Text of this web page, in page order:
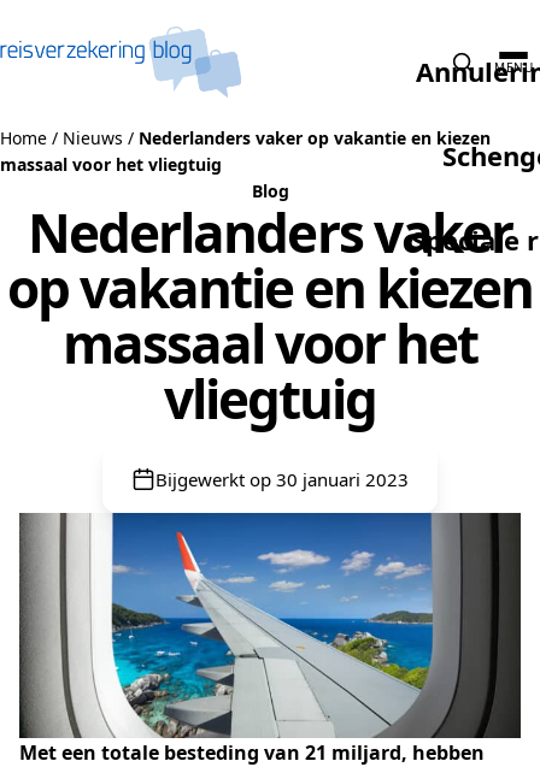
Speciale
MENU
Home / Nieuws / Nederlanders vaker op vakantie en kiezen
massaal voor het vliegtuig
Blog
Nederlanders vaker
op vakantie en kiezen
massaal voor het
vliegtuig
Bijgewerkt op 30 januari 2023
Met een totale besteding van 21 miljard, hebben